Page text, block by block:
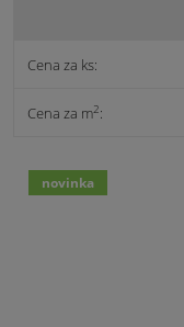
Cena za ks:
Cena za m2:
novinka